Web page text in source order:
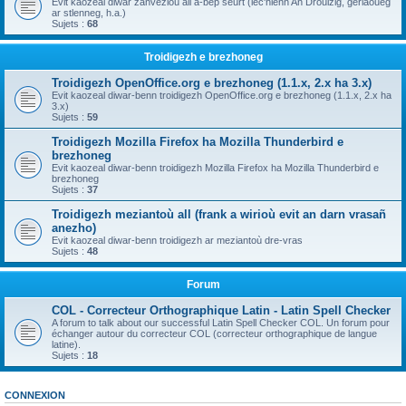
ar stlenneg, h.a.)
Sujets : 68
Troidigezh e brezhoneg
Troidigezh OpenOffice.org e brezhoneg (1.1.x, 2.x ha 3.x)
Evit kaozeal diwar-benn troidigezh OpenOffice.org e brezhoneg (1.1.x, 2.x ha
3.x)
Sujets : 59
Troidigezh Mozilla Firefox ha Mozilla Thunderbird e
brezhoneg
Evit kaozeal diwar-benn troidigezh Mozilla Firefox ha Mozilla Thunderbird e
brezhoneg
Sujets : 37
Troidigezh meziantoù all (frank a wirioù evit an darn vrasañ
anezho)
Evit kaozeal diwar-benn troidigezh ar meziantoù dre-vras
Sujets : 48
Forum
COL - Correcteur Orthographique Latin - Latin Spell Checker
A forum to talk about our successful Latin Spell Checker COL. Un forum pour
échanger autour du correcteur COL (correcteur orthographique de langue
latine).
Sujets : 18
CONNEXION